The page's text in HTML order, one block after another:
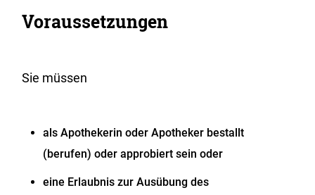
Voraussetzungen
Sie müssen
als Apothekerin oder Apotheker bestallt
(berufen) oder approbiert sein oder
eine Erlaubnis zur Ausübung des